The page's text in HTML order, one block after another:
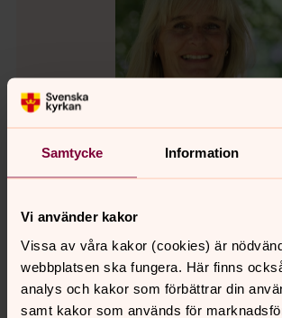
Samtycke Information
Vi använder kakor
Vissa av våra kakor (cookies) är
webbplatsen ska fungera. Här finns
analys och kakor som förbättrar din
samt kakor som används för
Agnetha Häggander
Diakon
Direkt:
0320-182 84 Mobil:
076-114 91
E-post: